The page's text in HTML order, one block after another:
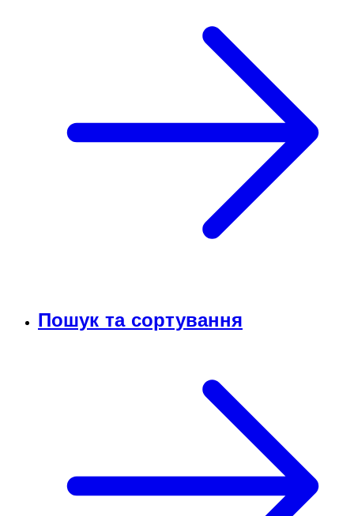
Пошук та сортування